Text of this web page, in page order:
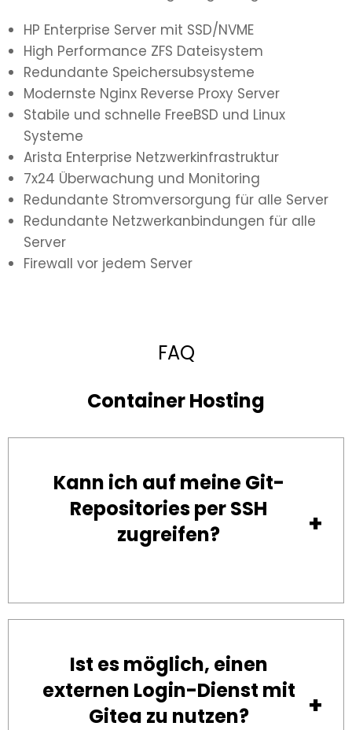
HP Enterprise Server mit SSD/NVME
High Performance ZFS Dateisystem
Redundante Speichersubsysteme
Modernste Nginx Reverse Proxy Server
Stabile und schnelle FreeBSD und Linux
Systeme
Arista Enterprise Netzwerkinfrastruktur
7x24 Überwachung und Monitoring
Redundante Stromversorgung für alle Server
Redundante Netzwerkanbindungen für alle
Server
Firewall vor jedem Server
FAQ
Container Hosting
Kann ich auf meine Git-
Repositories per SSH
zugreifen?
Ist es möglich, einen
externen Login-Dienst mit
Gitea zu nutzen?